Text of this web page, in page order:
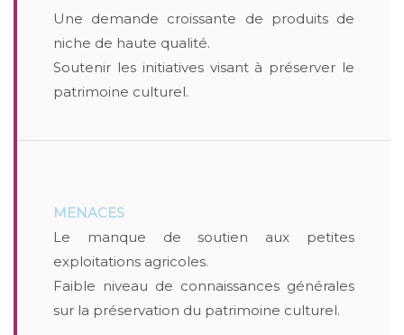
Une demande croissante de produits de
niche de haute qualité.
Soutenir les initiatives visant à préserver le
patrimoine culturel.
MENACES
Le manque de soutien aux petites
exploitations agricoles.
Faible niveau de connaissances générales
sur la préservation du patrimoine culturel.